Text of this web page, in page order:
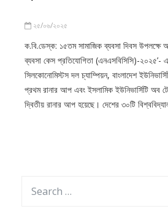
২৫/০৬/২০২৫
ক.বি.ডেস্ক: ১৫তম সামাজিক ব্যবসা দিবস উপলক্ষে
ব্যবসা কেস প্রতিযোগিতা (এনএসবিসিসি)-২০২৫’- এ
সিলকোনোমিস্টস দল চ্যাম্পিয়ন, বাংলাদেশ
প্রথম রানার আপ এবং ইসলামিক ইউনিভার্সিটি অব
দ্বিতীয় রানার আপ হয়েছে। দেশের ৩০টি